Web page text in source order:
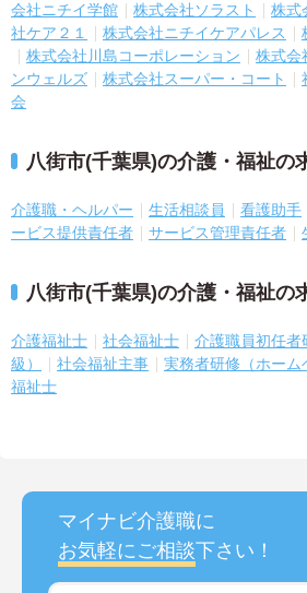
会社ニチイ学館
株式会社ソラスト 株式
社ケア２１
株式会社ニチイケアパレス
株式会社川島コーポレーション
株式会
ンウェルズ
株式会社スーパー・コート
会
八街市(千葉県)の介護・福祉の
介護職・ヘルパー 生活相談員 看護助手
ービス提供責任者
サービス管理責任者
八街市(千葉県)の介護・福祉の
介護福祉士 社会福祉士
介護職員初任者
級）
社会福祉主事 実務者研修（ホーム
福祉士
マイナビ介護職に
お気軽にご相談下さい！